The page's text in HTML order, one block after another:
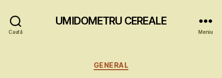
Caută
UMIDOMETRU CEREALE
Meniu
Categorii
GENERAL